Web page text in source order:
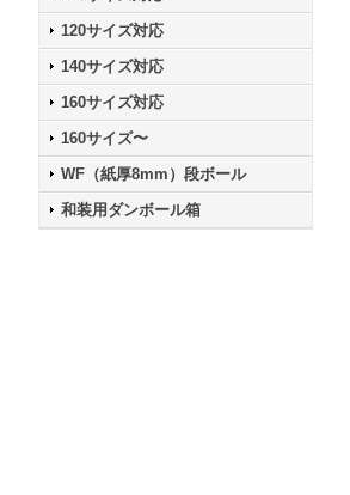
120サイズ対応
140サイズ対応
160サイズ対応
160サイズ〜
WF（紙厚8mm）段ボール
和装用ダンボール箱